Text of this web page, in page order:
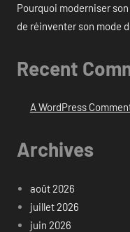
Pourquoi moderniser
de réinventer son mode
Recent
A WordPress
Archives
août 2026
juillet 2026
juin 2026